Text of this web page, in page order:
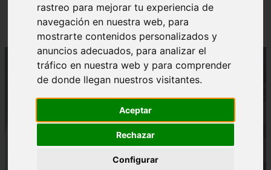
rastreo para mejorar tu experiencia de
navegación en nuestra web, para
mostrarte contenidos personalizados y
anuncios adecuados, para analizar el
tráfico en nuestra web y para comprender
de donde llegan nuestros visitantes.
Aceptar
Rechazar
Configurar
Sturzenegger, ministro estrella de Milei, corona su
gran obra